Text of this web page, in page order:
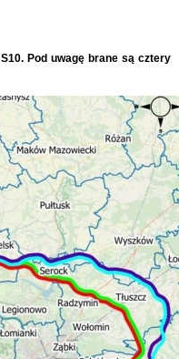
Pod uwagę brane są cztery